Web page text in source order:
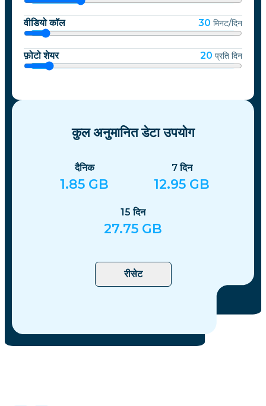
वीडियो कॉल 30 मिनट/दिन
फ़ोटो शेयर 20 प्रति दिन
कुल अनुमानित डेटा उपयोग
दैनिक
1.85 GB
7दिन
12.95 GB
15दिन
27.75 GB
रीसेट